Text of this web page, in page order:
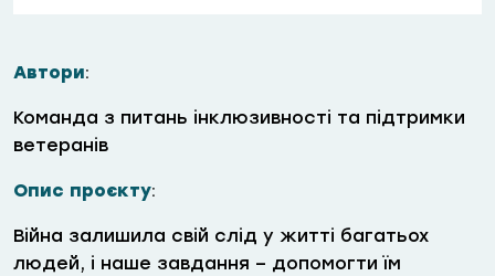
Автори:
Команда з питань інклюзивності та підтримки
ветеранів
Опис проєкту:
Війна залишила свій слід у житті багатьох
людей, і наше завдання – допомогти їм